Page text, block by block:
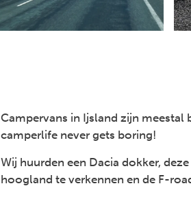
Campervans in Ijsland zijn
camperlife never gets boring!
Wij huurden een Dacia dokker,
hoogland te verkennen en de F-